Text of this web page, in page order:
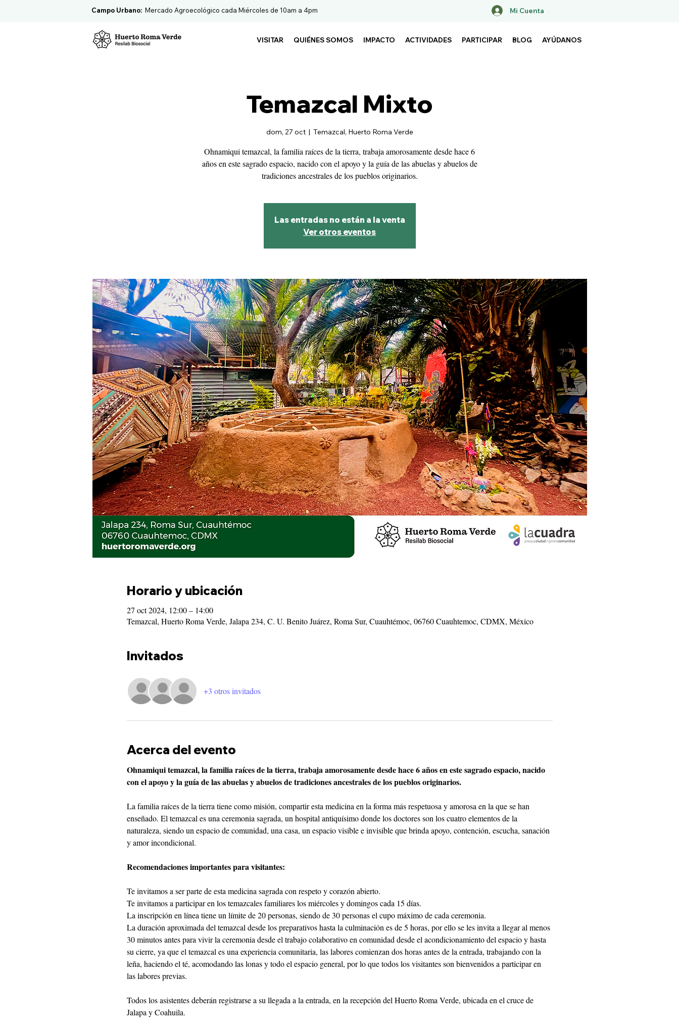
Campo Urbano: Mercado Agroecológico cada Miércoles de 10am a 4pm Mi Cuenta
VISITAR QUIÉNES SOMOS IMPACTO ACTIVIDADES PARTICIPAR BLOG AYÚDANOS
Temazcal Mixto
dom, 27 oct
  |
Temazcal, Huerto Roma Verde
Ohnamiqui temazcal, la familia raíces de la tierra, trabaja amorosamente desde hace 6
años en este sagrado espacio, nacido con el apoyo y la guía de las abuelas y abuelos de
tradiciones ancestrales de los pueblos originarios.
Las entradas no están a la venta
Ver otros eventos
Horario y ubicación
27 oct 2024, 12:00 – 14:00
Temazcal, Huerto Roma Verde, Jalapa 234, C. U. Benito Juárez, Roma Sur, Cuauhtémoc, 06760 Cuauhtemoc, CDMX, México
Invitados
+3 otros invitados
Acerca del evento
Ohnamiqui temazcal, la familia raíces de la tierra, trabaja amorosamente desde hace 6 años en este sagrado espacio, nacido
con el apoyo y la guía de las abuelas y abuelos de tradiciones ancestrales de los pueblos originarios.
La familia raíces de la tierra tiene como misión, compartir esta medicina en la forma más respetuosa y amorosa en la que se han
enseñado. El temazcal es una ceremonia sagrada, un hospital antiquísimo donde los doctores son los cuatro elementos de la
naturaleza, siendo un espacio de comunidad, una casa, un espacio visible e invisible que brinda apoyo, contención, escucha, sanación
y amor incondicional.
Recomendaciones importantes para visitantes:
Te invitamos a ser parte de esta medicina sagrada con respeto y corazón abierto.
Te invitamos a participar en los temazcales familiares los miércoles y domingos cada 15 días.
La inscripción en línea tiene un límite de 20 personas, siendo de 30 personas el cupo máximo de cada ceremonia.
La duración aproximada del temazcal desde los preparativos hasta la culminación es de 5 horas, por ello se les invita a llegar al menos
30 minutos antes para vivir la ceremonia desde el trabajo colaborativo en comunidad desde el acondicionamiento del espacio y hasta
su cierre, ya que el temazcal es una experiencia comunitaria, las labores comienzan dos horas antes de la entrada, trabajando con la
leña, haciendo el té, acomodando las lonas y todo el espacio general, por lo que todos los visitantes son bienvenidos a participar en
las labores previas.
Todos los asistentes deberán registrarse a su llegada a la entrada, en la recepción del Huerto Roma Verde, ubicada en el cruce de
Jalapa y Coahuila.